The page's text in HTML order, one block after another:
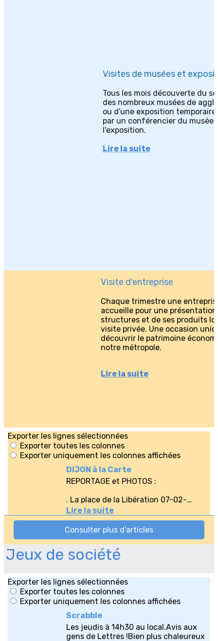
Visites de musées et
Tous les mois découverte du
des nombreux musées de
ou d'une exposition
par un conférencier du musée
l'exposition.
Lire la suite
Visite d'entreprise
Chaque trimestre une
accueille pour une présentation
structures et de ses produits
visite privée. Une occasion
découvrir le patrimoine
notre métropole.
Lire la suite
Jeux de société